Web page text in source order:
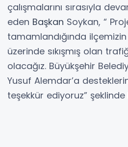
çalışmalarını sırasıyla
eden Başkan Soykan, “
tamamlandığında
üzerinde sıkışmış olan
olacağız. Büyükşehir
Yusuf Alemdar’a
teşekkür ediyoruz” şeklinde